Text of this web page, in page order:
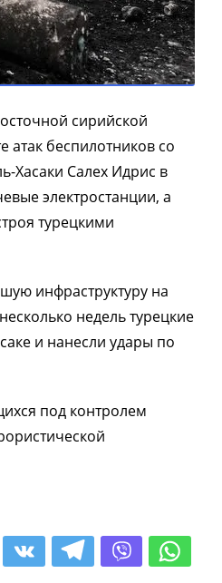
сирийской
атак беспилотников со
Хасаки Салех Идрис в
электростанции, а
турецкими
инфраструктуру на
недель турецкие
и нанесли удары по
под контролем